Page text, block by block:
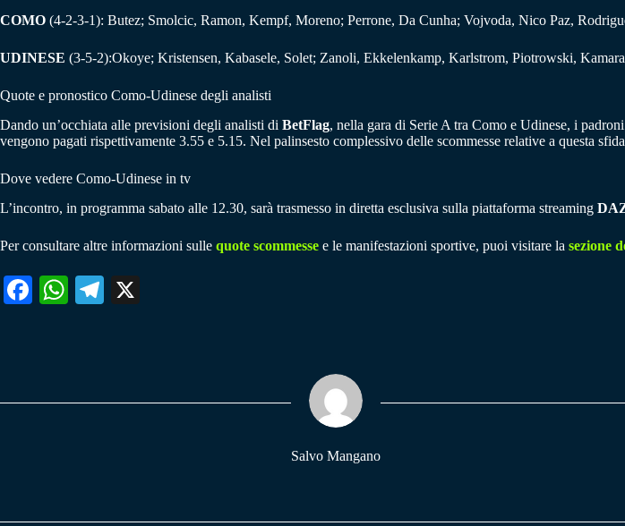
COMO (4-2-3-1): Butez; Smolcic, Ramon, Kempf, Moreno; Perrone, Da Cunha; Vojvoda, Nico Paz,
UDINESE (3-5-2):Okoye; Kristensen, Kabasele, Solet; Zanoli, Ekkelenkamp, Karlstrom, Piotrowski,
Quote e pronostico Como-Udinese degli analisti
Dando un’occhiata alle previsioni degli analisti di BetFlag, nella gara di Serie A tra Como e Udinese, i
vengono pagati rispettivamente 3.55 e 5.15. Nel palinsesto complessivo delle scommesse relative a questa
Dove vedere Como-Udinese in tv
L’incontro, in programma sabato alle 12.30, sarà trasmesso in diretta esclusiva sulla piattaforma streaming
Per consultare altre informazioni sulle quote scommesse e le manifestazioni sportive, puoi visitare la sezione
Fa W
pp
Te
m
Salvo Mangano